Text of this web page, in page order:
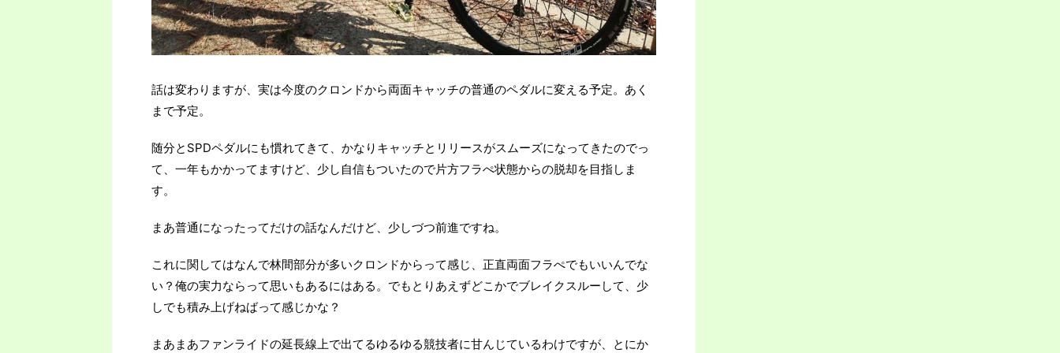
話は変わりますが、実は今度のクロンドから両面キャッチの普通のペダルに変える予定。あく
まで予定。
随分とSPDペダルにも慣れてきて、かなりキャッチとリリースがスムーズになってきたのでっ
て、一年もかかってますけど、少し自信もついたので片方フラぺ状態からの脱却を目指しま
す。
まあ普通になったってだけの話なんだけど、少しづつ前進ですね。
これに関してはなんで林間部分が多いクロンドからって感じ、正直両面フラぺでもいいんでな
い？俺の実力ならって思いもあるにはある。でもとりあえずどこかでブレイクスルーして、少
しでも積み上げねばって感じかな？
まあまあファンライドの延長線上で出てるゆるゆる競技者に甘んじているわけですが、とにか